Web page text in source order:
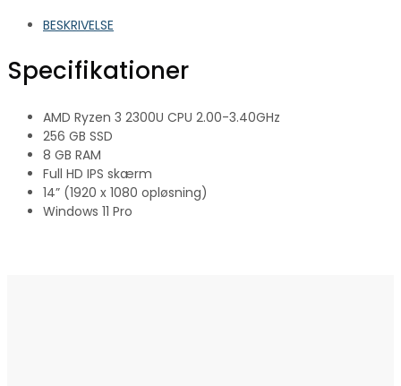
BESKRIVELSE
Specifikationer
AMD Ryzen 3 2300U CPU 2.00-3.40GHz
256 GB SSD
8 GB RAM
Full HD IPS skærm
14” (1920 x 1080 opløsning)
Windows 11 Pro